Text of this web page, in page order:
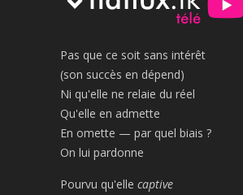
Pas que ce soit sans intérêt
(son succès en dépend)
Ni qu'elle ne relaie du réel
Qu'elle en admette
En omette — par quel biais ?
On lui pardonne
Pourvu qu'elle captive